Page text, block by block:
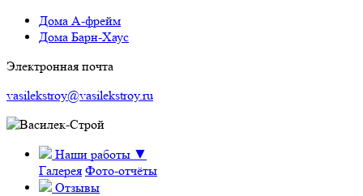
Дома А-фрейм
Дома Барн-Хаус
Электронная почта
vasilekstroy@vasilekstroy.ru
Наши работы ▼
Галерея Фото-отчёты
Отзывы